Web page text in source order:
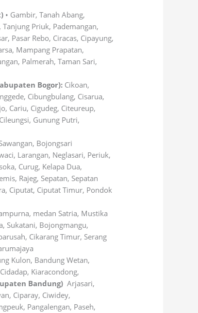
• Gambir, Tanah Abang,
Tanjung Priuk, Pademangan,
Pasar Rebo, Ciracas, Cipayung,
Mampang Prapatan,
Palmerah, Taman Sari,
Bogor): Cikoan,
Cibungbulang, Cisarua,
Cariu, Cigudeg, Citeureup,
Gunung Putri,
Bojongsari
Larangan, Neglasari, Periuk,
Curug, Kelapa Dua,
Rajeg, Sepatan, Sepatan
Ciputat, Ciputat Timur, Pondok
medan Satria, Mustika
Sukatani, Bojongmangu,
Cikarang Timur, Serang
Kulon, Bandung Wetan,
Kiaracondong,
Bandung) Arjasari,
Ciparay, Ciwidey,
Pangalengan, Paseh,